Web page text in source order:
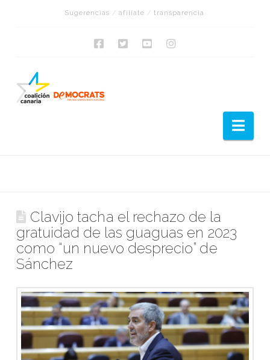
Sugerencias /afíliate /transparencia
Clavijo tacha el rechazo de la
gratuidad de las guaguas en 2023
como “un nuevo desprecio” de
Sánchez